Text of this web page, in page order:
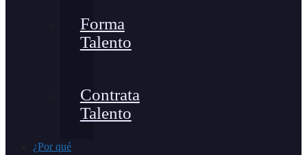
Forma
Talento
Contrata
Talento
¿Por qué